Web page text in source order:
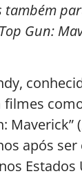
também
Gun:
como
Maverick”
após ser
Estados